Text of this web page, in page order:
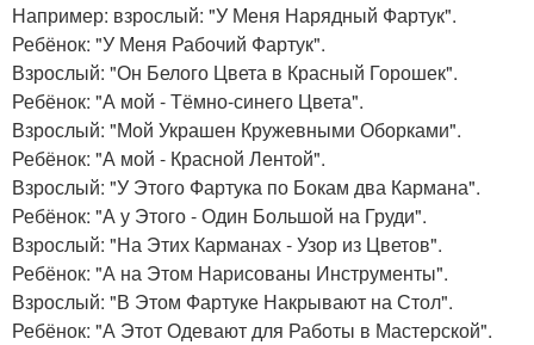
Например: взрослый: "У Меня Нарядный Фартук".
Ребёнок: "У Меня Рабочий Фартук".
Взрослый: "Он Белого Цвета в Красный Горошек".
Ребёнок: "А мой - Тёмно-синего Цвета".
Взрослый: "Мой Украшен Кружевными Оборками".
Ребёнок: "А мой - Красной Лентой".
Взрослый: "У Этого Фартука по Бокам два Кармана".
Ребёнок: "А у Этого - Один Большой на Груди".
Взрослый: "На Этих Карманах - Узор из Цветов".
Ребёнок: "А на Этом Нарисованы Инструменты".
Взрослый: "В Этом Фартуке Накрывают на Стол".
Ребёнок: "А Этот Одевают для Работы в Мастерской".